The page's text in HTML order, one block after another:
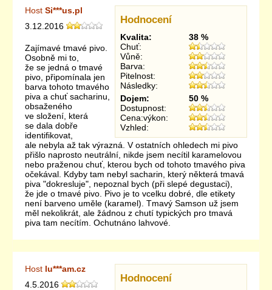
Hodnocení
Kvalita:
38 %
Chuť:
Vůně:
Barva:
Pitelnost:
Následky:
Dojem:
50 %
Dostupnost:
Cena:výkon:
Vzhled:
Host Si***us.pl
3.12.2016
Zajímavé tmavé pivo.
Osobně mi to,
že se jedná o tmavé
pivo, připomínala jen
barva tohoto tmavého
piva a chuť sacharinu,
obsaženého
ve složení, která
se dala dobře
identifikovat,
ale nebyla až tak výrazná. V ostatních ohledech mi pivo
přišlo naprosto neutrální, nikde jsem necítil karamelovou
nebo praženou chuť, kterou bych od tohoto tmavého piva
očekával. Kdyby tam nebyl sacharin, který některá tmavá
piva "dokresluje", nepoznal bych (při slepé degustaci),
že jde o tmavé pivo. Pivo je to vcelku dobré, dle etikety
není barveno uměle (karamel). Tmavý Samson už jsem
měl nekolikrát, ale žádnou z chutí typických pro tmavá
piva tam necítím. Ochutnáno lahvové.
Hodnocení
Host lu***am.cz
4.5.2016